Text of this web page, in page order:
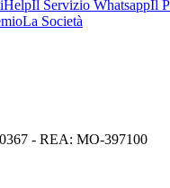
HelpIl Servizio WhatsappIl
La Società
- REA: MO-397100